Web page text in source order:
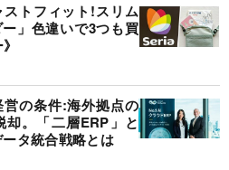
ストフィット!スリム
」色違いで3つも買
の条件:海外拠点の
却。「二層ERP」と
タ統合戦略とは